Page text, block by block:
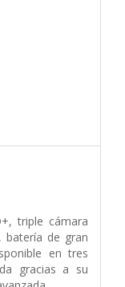
triple cámara
batería de gran
en tres
gracias a su